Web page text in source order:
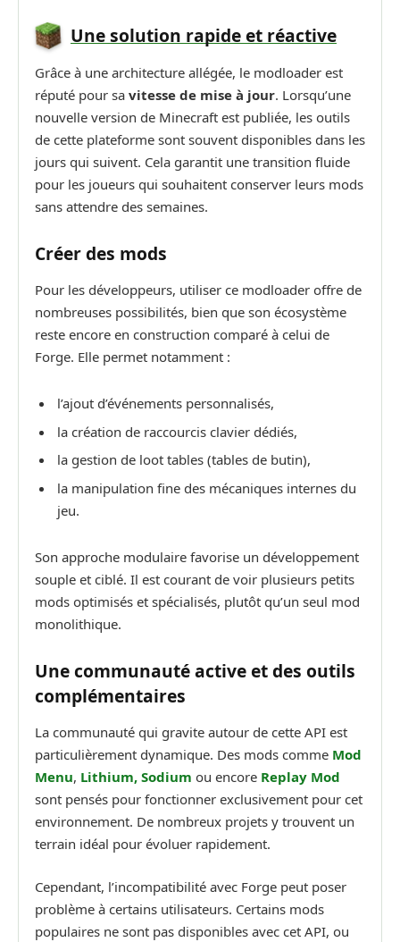
Une solution rapide et réactive
Grâce à une architecture allégée, le modloader est
réputé pour sa vitesse de mise à jour. Lorsqu’une
nouvelle version de Minecraft est publiée, les outils
de cette plateforme sont souvent disponibles dans les
jours qui suivent. Cela garantit une transition fluide
pour les joueurs qui souhaitent conserver leurs mods
sans attendre des semaines.
Créer des mods
Pour les développeurs, utiliser ce modloader offre de
nombreuses possibilités, bien que son écosystème
reste encore en construction comparé à celui de
Forge. Elle permet notamment :
l’ajout d’événements personnalisés,
la création de raccourcis clavier dédiés,
la gestion de loot tables (tables de butin),
la manipulation fine des mécaniques internes du
jeu.
Son approche modulaire favorise un développement
souple et ciblé. Il est courant de voir plusieurs petits
mods optimisés et spécialisés, plutôt qu’un seul mod
monolithique.
Une communauté active et des outils
complémentaires
La communauté qui gravite autour de cette API est
particulièrement dynamique. Des mods comme Mod
Menu, Lithium, Sodium ou encore Replay Mod
sont pensés pour fonctionner exclusivement pour cet
environnement. De nombreux projets y trouvent un
terrain idéal pour évoluer rapidement.
Cependant, l’incompatibilité avec Forge peut poser
problème à certains utilisateurs. Certains mods
populaires ne sont pas disponibles avec cet API, ou